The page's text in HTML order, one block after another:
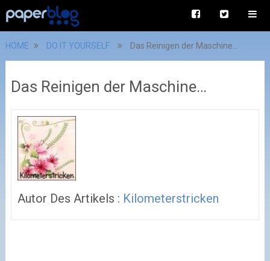
HOME DO IT YOURSELF Das Reinigen der Maschine…
Das Reinigen der Maschine…
Autor Des Artikels : Kilometerstricken